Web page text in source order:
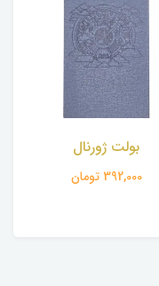
تقویم رومیزی نارون
470,000 تومان